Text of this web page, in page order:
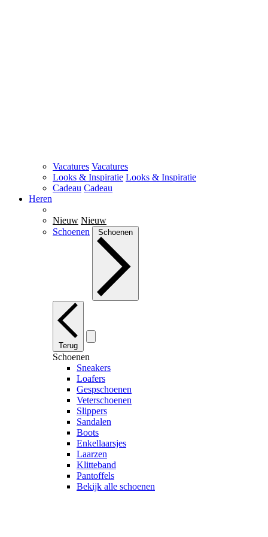
Vacatures Vacatures
Looks & Inspiratie Looks & Inspiratie
Cadeau Cadeau
Heren
Nieuw Nieuw
Schoenen
Schoenen
Terug
Schoenen
Sneakers
Loafers
Gespschoenen
Veterschoenen
Slippers
Sandalen
Boots
Enkellaarsjes
Laarzen
Klitteband
Pantoffels
Bekijk alle schoenen